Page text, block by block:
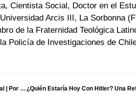
Cientista Social, Doctor en el
Arcis III, La Sorbonna
de la Fraternidad Teológica
Policía de Investigaciones de
Baja A Dios De Las Nubes, Luis Alfredo Días: Música Y Espiritualidad Integral | Por Leonardo Álvarez